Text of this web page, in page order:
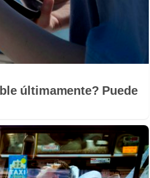
últimamente? Puede